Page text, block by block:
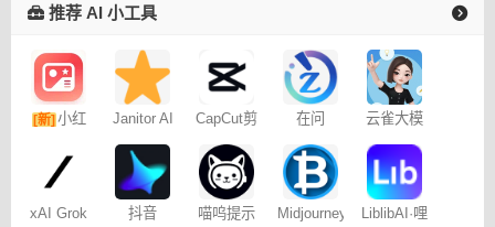
推荐 AI 小工具
[新] 小红
记
Janitor AI
聊天
CapCut剪
在问
云雀大模
xAI Grok
抖音
喵呜提示
Midjourney
LiblibAI·哩